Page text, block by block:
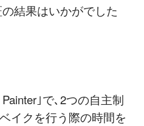
結果はいかがでした
｣で､2つの自主制
イクを行う際の時間を